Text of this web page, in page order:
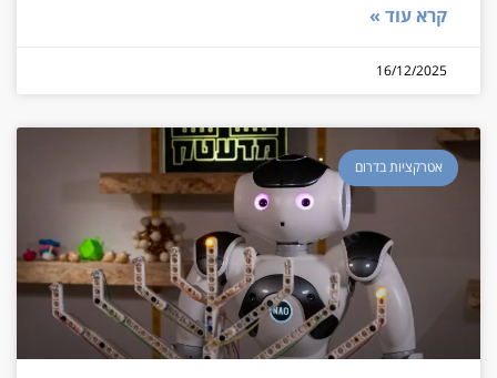
קרא עוד »
16/12/2025
אטרקציות בדרום